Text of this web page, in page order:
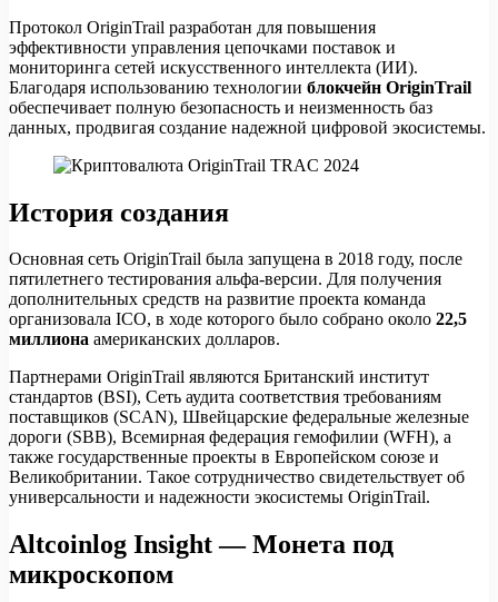
Протокол OriginTrail разработан для повышения
эффективности управления цепочками поставок и
мониторинга сетей искусственного интеллекта (ИИ).
Благодаря использованию технологии блокчейн OriginTrail
обеспечивает полную безопасность и неизменность баз
данных, продвигая создание надежной цифровой экосистемы.
История создания
Основная сеть OriginTrail была запущена в 2018 году, после
пятилетнего тестирования альфа-версии. Для получения
дополнительных средств на развитие проекта команда
организовала ICO, в ходе которого было собрано около 22,5
миллиона американских долларов.
Партнерами OriginTrail являются Британский институт
стандартов (BSI), Сеть аудита соответствия требованиям
поставщиков (SCAN), Швейцарские федеральные железные
дороги (SBB), Всемирная федерация гемофилии (WFH), а
также государственные проекты в Европейском союзе и
Великобритании. Такое сотрудничество свидетельствует об
универсальности и надежности экосистемы OriginTrail.
Altcoinlog Insight — Монета под
микроскопом